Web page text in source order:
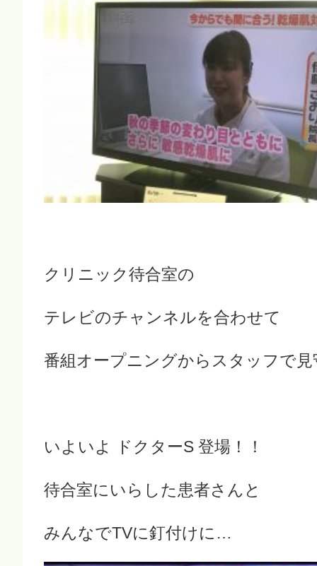
クリニック待合室の
テレビのチャンネルを合わせて
番組オープニングからスタッフで
いよいよ ドクターS 登場！！
待合室にいらした患者さんと
みんなでTVに釘付けに…